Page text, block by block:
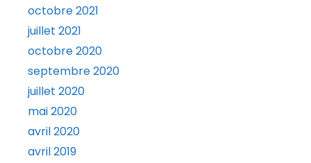
octobre 2021
juillet 2021
octobre 2020
septembre 2020
juillet 2020
mai 2020
avril 2020
avril 2019